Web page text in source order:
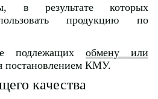
в результате которых
продукцию по
подлежащих обмену или
постановлением КМУ.
качества